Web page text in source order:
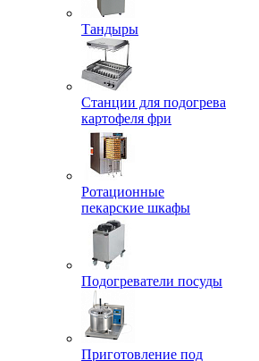
Тандыры
Станции для подогрева
картофеля фри
Ротационные
пекарские шкафы
Подогреватели посуды
Приготовление под